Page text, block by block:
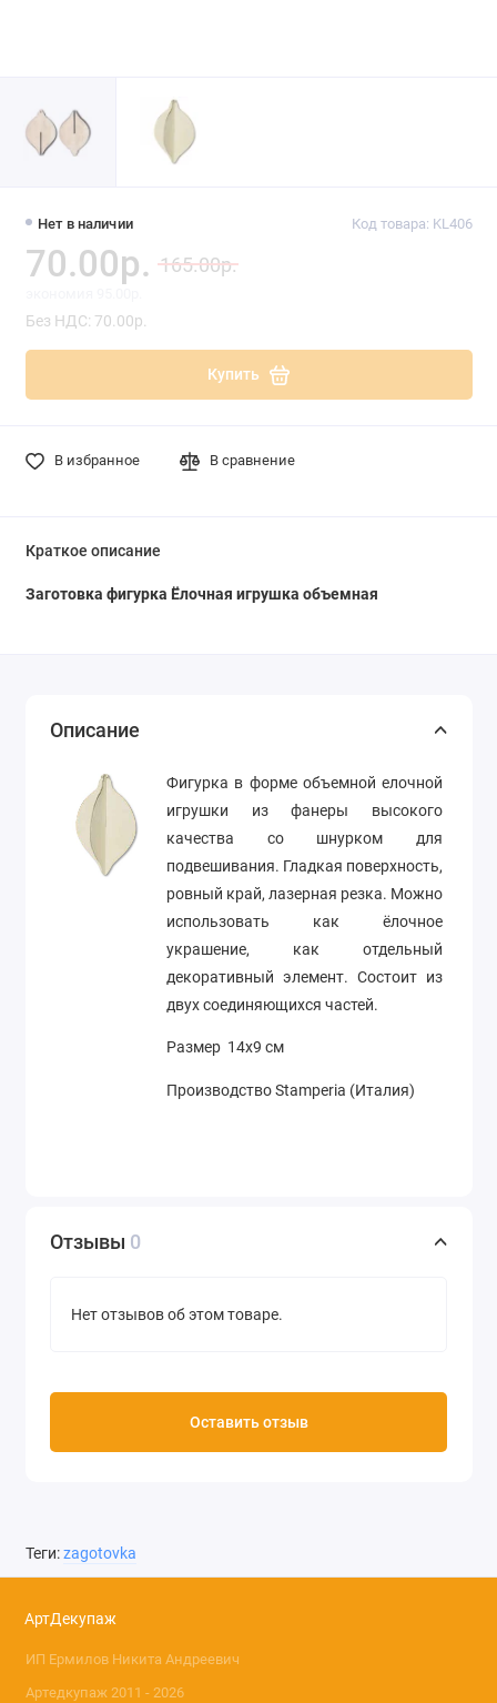
Нет в наличии Код товара: KL406
70.00р. 165.00р.
Без НДС: 70.00р.
Купить
В избранное В сравнение
Краткое описание
Заготовка фигурка Ёлочная игрушка объемная
Описание
Фигурка в форме объемной елочной
игрушки из фанеры высокого
качества со шнурком для
подвешивания. Гладкая поверхность,
ровный край, лазерная резка. Можно
использовать как ёлочное
украшение, как отдельный
декоративный элемент. Состоит из
двух соединяющихся частей.
Размер 14х9 см
Производство Stamperia (Италия)
Отзывы 0
Нет отзывов об этом товаре.
Оставить отзыв
Теги:zagotovka
АртДекупаж
ИП Ермилов Никита Андреевич
Артедкупаж 2011 - 2026